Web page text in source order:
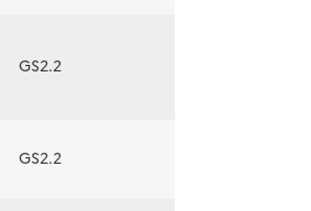
GS2.2
GS2.2